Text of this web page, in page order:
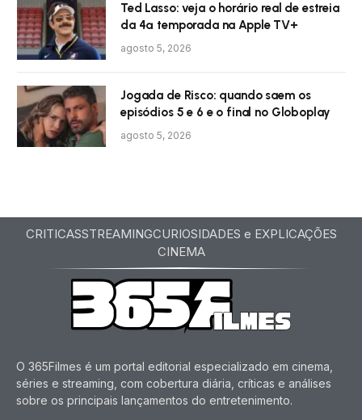
Ted Lasso: veja o horário real de estreia
da 4ª temporada na Apple TV+
agosto 5, 2026
Jogada de Risco: quando saem os
episódios 5 e 6 e o final no Globoplay
agosto 5, 2026
CRITICASSTREAMINGCURIOSIDADES e EXPLICAÇÕES
CINEMA
O 365Filmes é um portal editorial especializado em cinema,
séries e streaming, com cobertura diária, críticas e análises
sobre os principais lançamentos do entretenimento.